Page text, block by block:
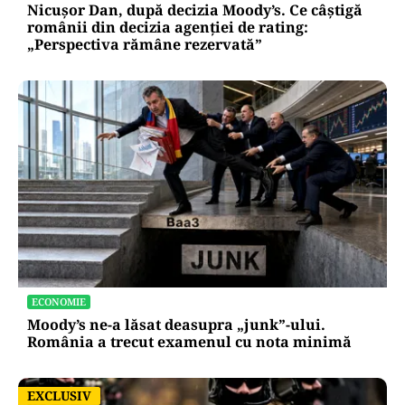
Nicușor Dan, după decizia Moody’s. Ce câștigă
românii din decizia agenției de rating:
„Perspectiva rămâne rezervată”
ECONOMIE
Moody’s ne-a lăsat deasupra „junk”-ului.
România a trecut examenul cu nota minimă
EXCLUSIV
EXCLUSIV